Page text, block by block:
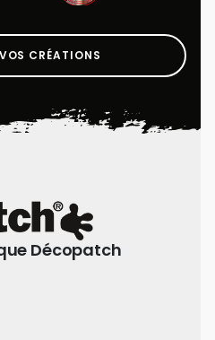
CRÉATIONS
Décopatch